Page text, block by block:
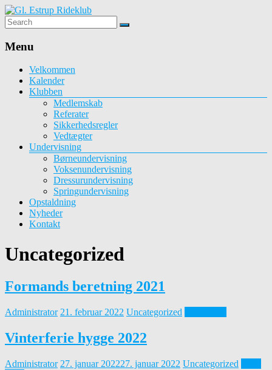
Gl.
Estrup
Rideklub
med
undervisning
opstaldning
Menu
Velkommen
Kalender
Klubben
Medlemskab
Referater
Sikkerhedsregler
Vedtægter
Undervisning
Børneundervisning
Voksenundervisning
Dressurundervisning
Springundervisning
Opstaldning
Nyheder
Kontakt
Uncategorized
Formands beretning 2021
Administrator 21. februar 2022 Uncategorized
Vinterferie hygge 2022
Administrator 27. januar 202227. januar 2022 Uncategorized